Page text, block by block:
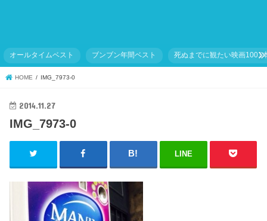
オールタイムベスト ブンブン年間ベスト 死ぬまでに観たい映画1001
HOME IMG_7973-0
2014.11.27
IMG_7973-0
LINE